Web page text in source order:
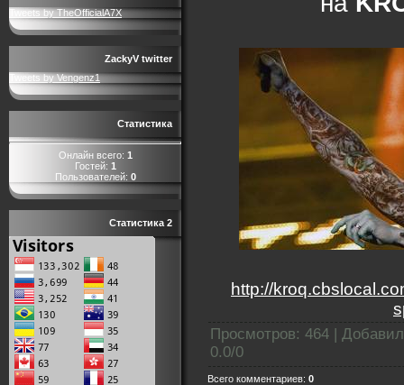
Tweets by TheOfficialA7X
ZackyV twitter
Tweets by Vengenz1
Статистика
Онлайн всего: 1
Гостей: 1
Пользователей: 0
Статистика 2
http://
Просмотров: 464 | Добавил
0.0/0
Всего комментариев: 0